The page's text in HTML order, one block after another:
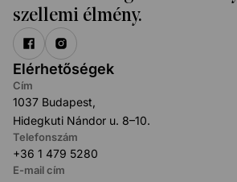
szellemi élmény.
Elérhetőségek
Cím
1037 Budapest,
Hidegkuti Nándor u. 8–10.
Telefonszám
+36 1 479 5280
E-mail cím